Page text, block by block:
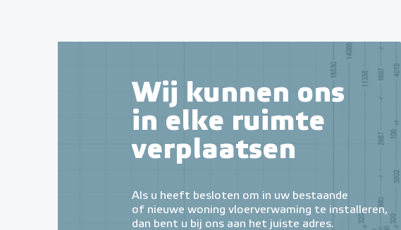
Wij kunnen ons
in elke ruimte
verplaatsen
Als u heeft besloten om in uw bestaande
of nieuwe woning vloerverwaming te installeren,
dan bent u bij ons aan het juiste adres.